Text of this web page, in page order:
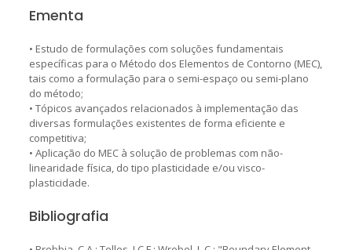
Ementa
• Estudo de formulações com soluções fundamentais
específicas para o Método dos Elementos de Contorno (MEC),
tais como a formulação para o semi-espaço ou semi-plano
do método;
• Tópicos avançados relacionados à implementação das
diversas formulações existentes de forma eficiente e
competitiva;
• Aplicação do MEC à solução de problemas com não-
linearidade física, do tipo plasticidade e/ou visco-
plasticidade.
Bibliografia